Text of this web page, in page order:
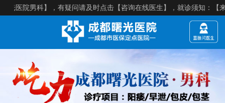
院男科】，有疑问请及时点击【咨询在线医生】，就诊须知：【来院